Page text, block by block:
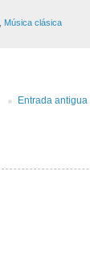
Música clásica
Entrada antigua